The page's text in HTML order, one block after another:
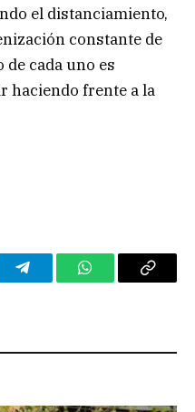
el distanciamiento,
constante de
cada uno es
haciendo frente a la
TelegramWhatsAppCopy